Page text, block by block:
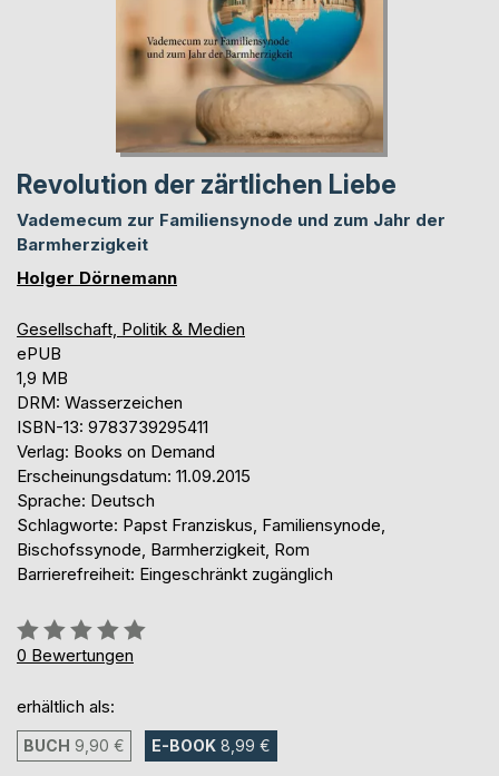
Revolution der zärtlichen Liebe
Vademecum zur Familiensynode und zum Jahr der
Barmherzigkeit
Holger Dörnemann
Gesellschaft, Politik & Medien
ePUB
1,9 MB
DRM: Wasserzeichen
ISBN-13: 9783739295411
Verlag: Books on Demand
Erscheinungsdatum: 11.09.2015
Sprache: Deutsch
Schlagworte: Papst Franziskus, Familiensynode,
Bischofssynode, Barmherzigkeit, Rom
Barrierefreiheit: Eingeschränkt zugänglich
Bewertung::
0%
0 Bewertungen
erhältlich als:
BUCH 9,90 € E-BOOK 8,99 €